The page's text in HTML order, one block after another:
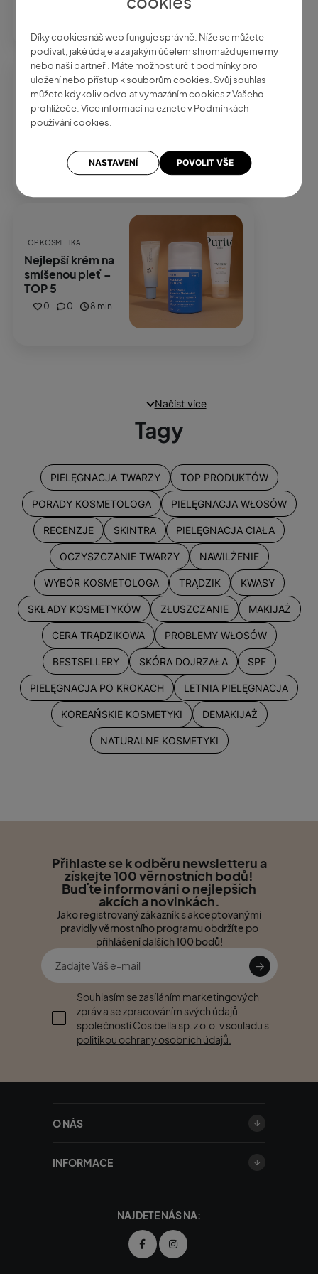
Díky cookies náš web funguje správně. Níže se můžete
podívat, jaké údaje a za jakým účelem shromažďujeme my
nebo naši partneři. Máte možnost určit podmínky pro
uložení nebo přístup k souborům cookies. Svůj souhlas
můžete kdykoliv odvolat vymazáním cookies z Vašeho
prohlížeče. Více informací naleznete v Podmínkách
používání cookies.
NASTAVENÍ POVOLIT VŠE
TOP KOSMETIKA
Nejlepší čisticí gel
na pleť – 10 hitů,
které opravdu stojí
0 8 min
TOP KOSMETIKA
Nejlepší krém na
smíšenou pleť –
TOP 5
0 0 8 min
Načíst více
Tagy
PIELĘGNACJA TWARZY TOP PRODUKTÓW
PORADY KOSMETOLOGA PIELĘGNACJA WŁOSÓW
RECENZJE SKINTRA PIELĘGNACJA CIAŁA
OCZYSZCZANIE TWARZY NAWILŻENIE
WYBÓR KOSMETOLOGA TRĄDZIK KWASY
SKŁADY KOSMETYKÓW ZŁUSZCZANIE MAKIJAŻ
CERA TRĄDZIKOWA PROBLEMY WŁOSÓW
BESTSELLERY SKÓRA DOJRZAŁA SPF
PIELĘGNACJA PO KROKACH LETNIA PIELĘGNACJA
KOREAŃSKIE KOSMETYKI DEMAKIJAŻ
NATURALNE KOSMETYKI
Přihlaste se k odběru newsletteru a
získejte 100 věrnostních bodů!
Buďte informováni o nejlepších
akcích a novinkách.
Jako registrovaný zákazník s akceptovanými
pravidly věrnostního programu obdržíte po
přihlášení dalších 100 bodů!
Souhlasím se zasíláním marketingových
zpráv a se zpracováním svých údajů
společností Cosibella sp. z o.o. v souladu s
politikou ochrany osobních údajů.
O NÁS
INFORMACE
NAJDETE NÁS NA: